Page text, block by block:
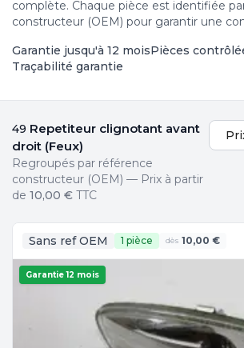
complète. Chaque pièce est identifiée
constructeur (OEM) pour garantir une
Garantie jusqu'à 12 moisPièces
Traçabilité garantie
49 Repetiteur clignotant avant
droit (Feux)
Regroupés par référence
constructeur (OEM) — Prix à partir
de 10,00 € TTC
Sans ref OEM 1 pièce dès 10,00 €
Garantie 12 mois